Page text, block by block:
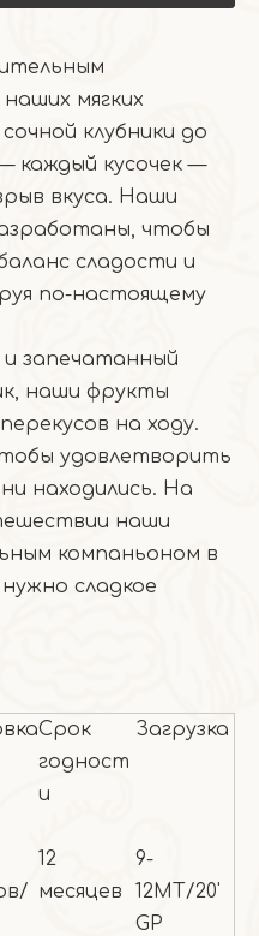
мягких
клубники до
каждый кусочек —
вкуса. Наши
чтобы
сладости и
по-настоящему
запечатанный
наши фрукты
на ходу.
удовлетворить
находились. На
наши
компаньоном в
сладкое
Срок
годност
и
Загрузка
12
месяцев
9-
12МТ/20'
GP